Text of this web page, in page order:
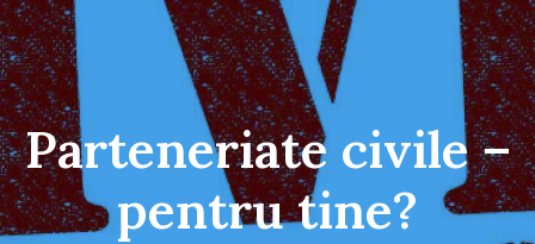
Parteneriate civile –
pentru tine?